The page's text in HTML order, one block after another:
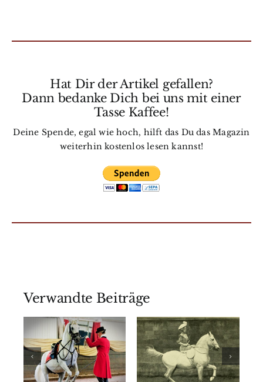
Hat Dir der Artikel gefallen?
Dann bedanke Dich bei uns mit einer
Tasse Kaffee!
Deine Spende, egal wie hoch, hilft das Du das Magazin
weiterhin kostenlos lesen kannst!
Verwandte Beiträge
Therese
Renz – Die
Dame der
Die
Ausbildung
des Pferdes